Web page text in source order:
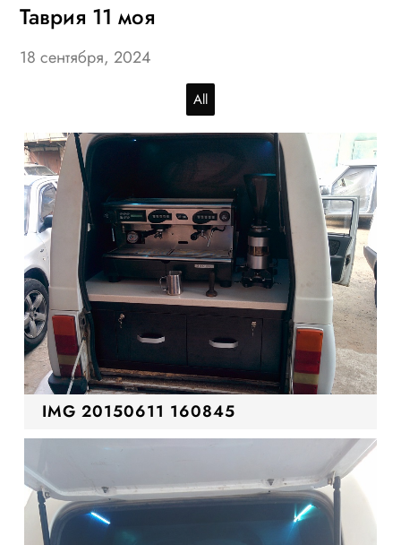
Таврия 11 моя
18 сентября, 2024
All
IMG 20150611 160845